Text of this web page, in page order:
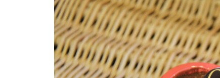
六三郎
バレンタイン2023 @＆coffee